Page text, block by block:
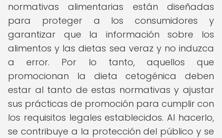
normativas alimentarias están diseñadas
para proteger a los consumidores y
garantizar que la información sobre los
alimentos y las dietas sea veraz y no induzca
a error. Por lo tanto, aquellos que
promocionan la dieta cetogénica deben
estar al tanto de estas normativas y ajustar
sus prácticas de promoción para cumplir con
los requisitos legales establecidos. Al hacerlo,
se contribuye a la protección del público y se